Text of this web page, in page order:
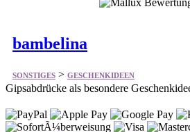
bambelina
SONSTIGES>GESCHENKIDEEN
Gipsabdrücke als besondere